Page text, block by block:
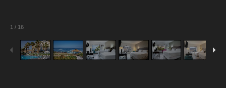
1 / 16